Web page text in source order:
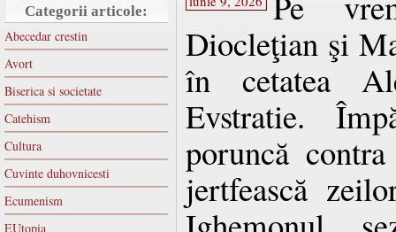
Categorii articole:
Abecedar crestin
Avort
Biserica si societate
Catehism
Cultura
Cuvinte duhovnicesti
Ecumenism
EUtopia
Diocleţian şi
în cetatea
Evstratie.
poruncă
jertfească